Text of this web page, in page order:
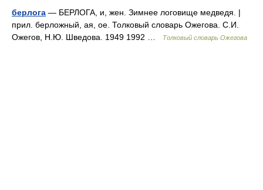
берлога — БЕРЛОГА, и, жен. Зимнее логовище медведя. |
прил. берложный, ая, ое. Толковый словарь Ожегова. С.И.
Ожегов, Н.Ю. Шведова. 1949 1992 …
Толковый словарь Ожегова